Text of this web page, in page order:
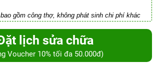
gồm công thợ, không phát sinh chi phí khác
lịch sửa chữa
Voucher 10% tối đa 50.000đ)